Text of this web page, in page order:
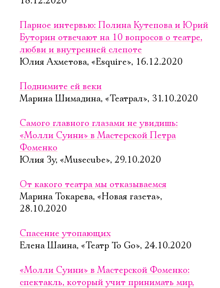
Парное интервью: Полина Кутепова и Юрий
Буторин отвечают на 10 вопросов о театре,
любви и внутренней слепоте
Юлия Ахметова, «Esquire», 16.12.2020
Поднимите ей веки
Марина Шимадина, «Театрал», 31.10.2020
Самого главного глазами не увидишь:
«Молли Суини» в Мастерской Петра
Фоменко
Юлия Зу, «Musecube», 29.10.2020
От какого театра мы отказываемся
Марина Токарева, «Новая газета»,
28.10.2020
Спасение утопающих
Елена Шаина, «Театр To Go», 24.10.2020
«Молли Суини» в Мастерской Фоменко:
спектакль, который учит принимать мир,